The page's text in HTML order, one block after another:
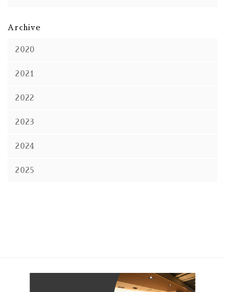
Archive
2020
2021
2022
2023
2024
2025